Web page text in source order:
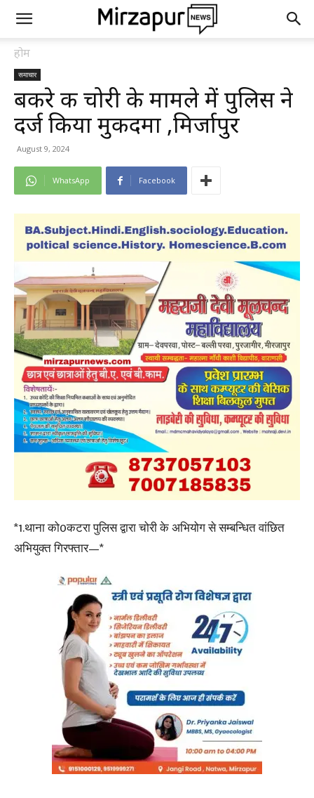
होम
समाचार
बकरे की चोरी के मामले में पुलिस ने
दर्ज किया मुकदमा ,मिर्जापुर
August 9, 2024
WhatsApp Facebook
*1.थाना को0कटरा पुलिस द्वारा चोरी के अभियोग से सम्बन्धित वांछित
अभियुक्त गिरफ्तार—*